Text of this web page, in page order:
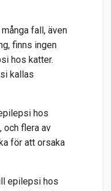
många fall, även
finns ingen
hos katter.
kallas
hos
och flera av
för att orsaka
epilepsi hos